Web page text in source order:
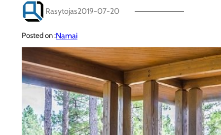
Rasytojas2019-07-20
Posted on :Namai